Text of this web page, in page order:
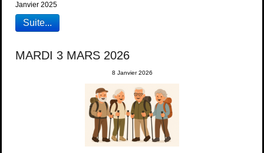
Janvier 2025
Suite...
MARDI 3 MARS 2026
8 Janvier 2026